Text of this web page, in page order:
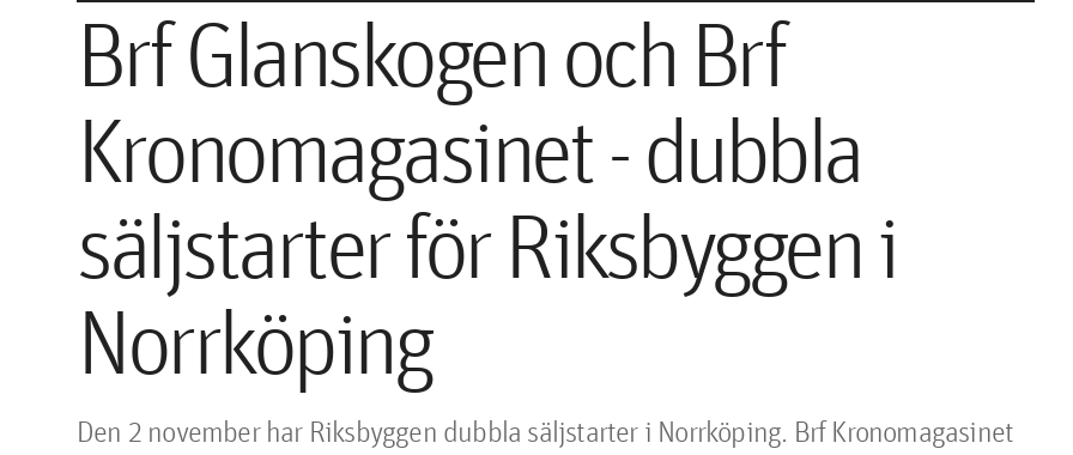
Brf Glanskogen och Brf
Kronomagasinet - dubbla
säljstarter för Riksbyggen i
Norrköping
Den 2 november har Riksbyggen dubbla säljstarter i Norrköping. Brf Kronomagasinet